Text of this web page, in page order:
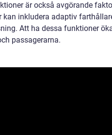
är också avgörande
inkludera adaptiv
Att ha dessa funktioner
passagerarna.